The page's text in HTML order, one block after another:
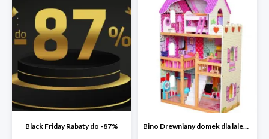
Black Friday Rabaty do -87% Bino Drewniany domek dla lalek z mebelkami -33%